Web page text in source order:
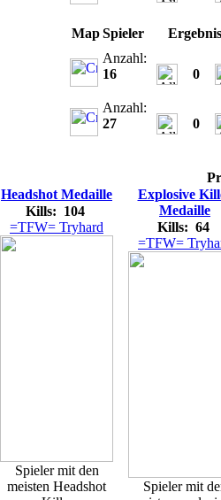
MapSpieler
Anzahl:
16
0
Anzahl:
27
0
Headshot Medaille
Kills: 104
=TFW= Tryhard
Spieler mit den
meisten Headshot
Explosive
Medaille
Kills: 64
=TFW=
Spieler mit